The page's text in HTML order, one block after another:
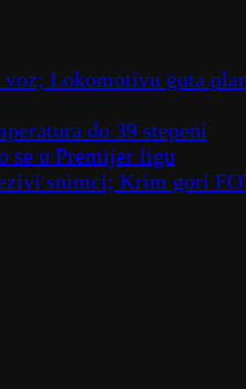
Lokomotivu guta
do 39 stepeni
se u Premijer ligu
snimci; Krim gori